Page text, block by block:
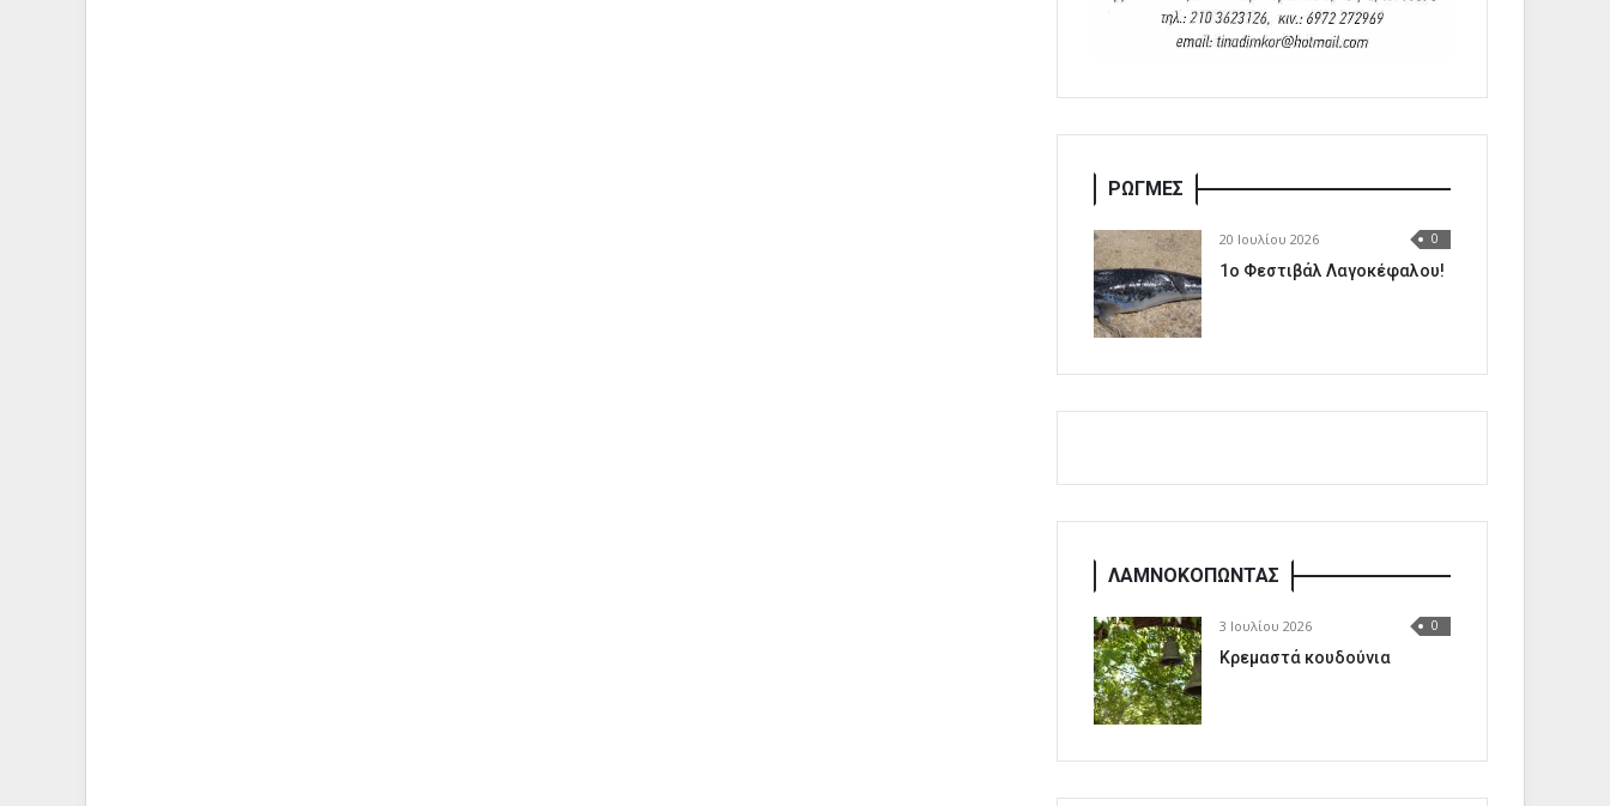
ΡΩΓΜΕΣ
20 Ιουλίου 2026 0
1o Φεστιβάλ Λαγοκέφαλου!
ΛΑΜΝΟΚΟΠΩΝΤΑΣ
3 Ιουλίου 2026 0
Κρεμαστά κουδούνια